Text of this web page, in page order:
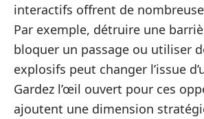
interactifs offrent de
Par exemple, détruire une
bloquer un passage ou utiliser
explosifs peut changer l’issue
Gardez l’œil ouvert pour ces
ajoutent une dimension